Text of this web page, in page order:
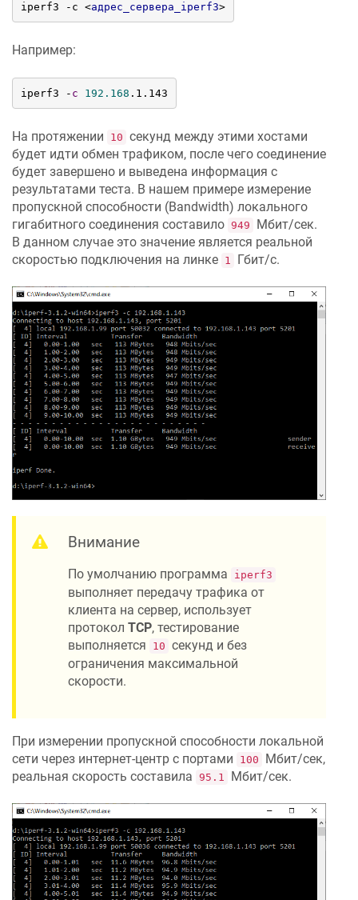
iperf3 -c <адрес_сервера_iperf3>
Например:
iperf3 - c 192.168 .1.143
На протяжении 10 секунд между этими хостами
будет идти обмен трафиком, после чего соединение
будет завершено и выведена информация с
результатами теста. В нашем примере измерение
пропускной способности (Bandwidth) локального
гигабитного соединения составило 949
Мбит/сек.
В данном случае это значение является реальной
скоростью подключения на линке 1 Гбит/с.
Внимание
По умолчанию программа iperf3
выполняет передачу трафика от
клиента на сервер, использует
протокол TCP, тестирование
выполняется
10 секунд и без
ограничения максимальной
скорости.
При измерении пропускной способности локальной
сети через интернет-центр с портами
100
Мбит/сек,
реальная скорость составила 95.1 Мбит/сек.